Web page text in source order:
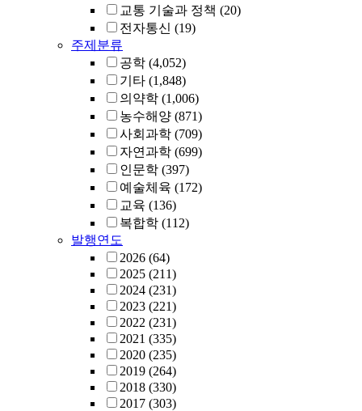
교통 기술과 정책 (20)
전자통신 (19)
주제분류
공학 (4,052)
기타 (1,848)
의약학 (1,006)
농수해양 (871)
사회과학 (709)
자연과학 (699)
인문학 (397)
예술체육 (172)
교육 (136)
복합학 (112)
발행연도
2026 (64)
2025 (211)
2024 (231)
2023 (221)
2022 (231)
2021 (335)
2020 (235)
2019 (264)
2018 (330)
2017 (303)